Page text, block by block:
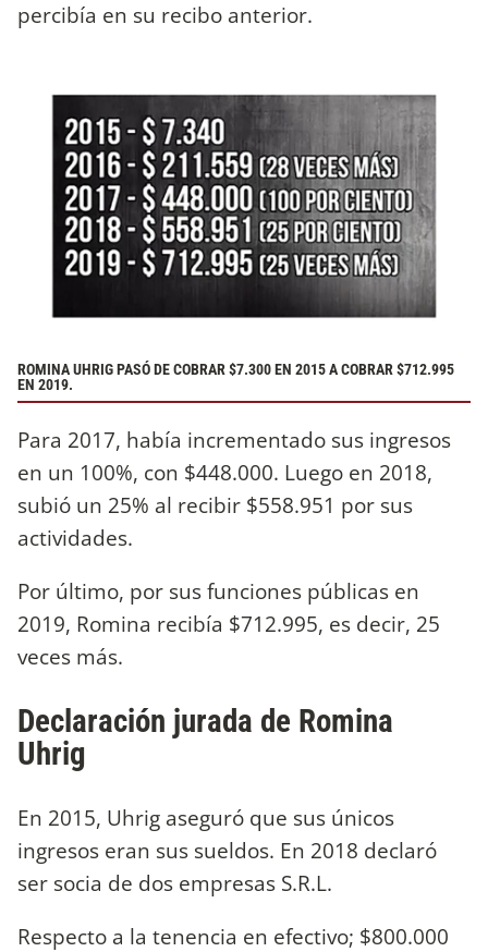
percibía en su recibo anterior.
ROMINA UHRIG PASÓ DE COBRAR $7.300 EN 2015 A COBRAR $712.995
EN 2019.
Para 2017, había incrementado sus ingresos
en un 100%, con $448.000. Luego en 2018,
subió un 25% al recibir $558.951 por sus
actividades.
Por último, por sus funciones públicas en
2019, Romina recibía $712.995, es decir, 25
veces más.
Declaración jurada de Romina
Uhrig
En 2015, Uhrig aseguró que sus únicos
ingresos eran sus sueldos. En 2018 declaró
ser socia de dos empresas S.R.L.
Respecto a la tenencia en efectivo; $800.000